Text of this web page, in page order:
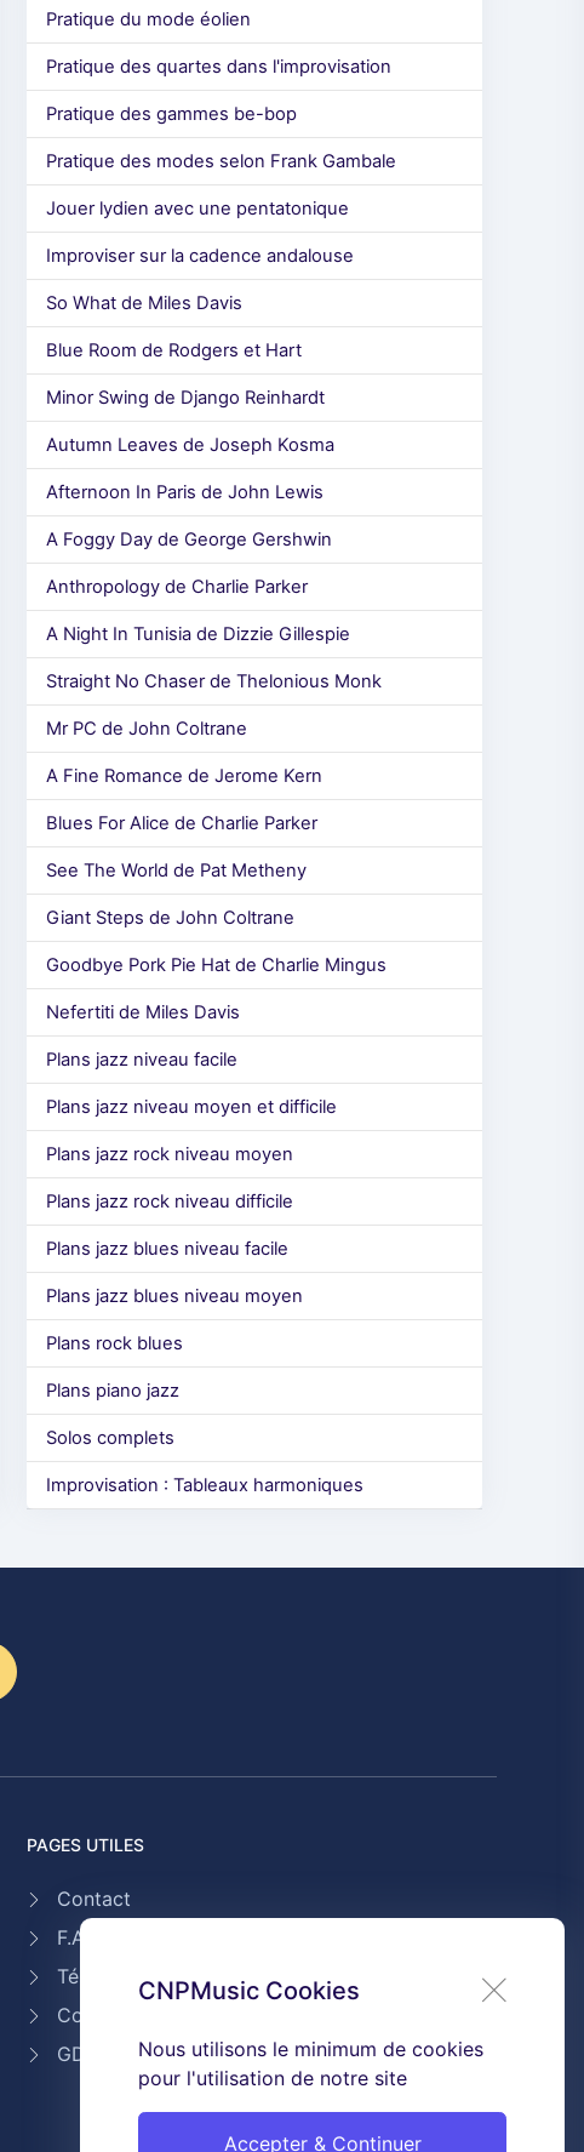
Pratique du mode éolien
Pratique des quartes dans l'improvisation
Pratique des gammes be-bop
Pratique des modes selon Frank Gambale
Jouer lydien avec une pentatonique
Improviser sur la cadence andalouse
So What de Miles Davis
Blue Room de Rodgers et Hart
Minor Swing de Django Reinhardt
Autumn Leaves de Joseph Kosma
Afternoon In Paris de John Lewis
A Foggy Day de George Gershwin
Anthropology de Charlie Parker
A Night In Tunisia de Dizzie Gillespie
Straight No Chaser de Thelonious Monk
Mr PC de John Coltrane
A Fine Romance de Jerome Kern
Blues For Alice de Charlie Parker
See The World de Pat Metheny
Giant Steps de John Coltrane
Goodbye Pork Pie Hat de Charlie Mingus
Nefertiti de Miles Davis
Plans jazz niveau facile
Plans jazz niveau moyen et difficile
Plans jazz rock niveau moyen
Plans jazz rock niveau difficile
Plans jazz blues niveau facile
Plans jazz blues niveau moyen
Plans rock blues
Plans piano jazz
Solos complets
Improvisation : Tableaux harmoniques
CNPMusic Cookies
Nous utilisons le minimum de cookies
pour l'utilisation de notre site
Accepter & Continuer
PAGES UTILES
Contact
F.A.Q
Témoignages
Conditions générales de ventes
GDPR & Cookies